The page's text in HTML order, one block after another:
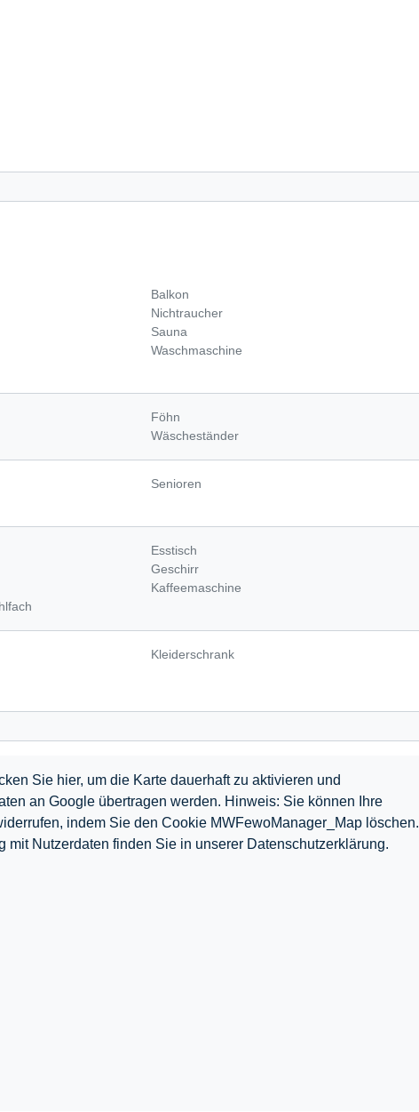
Balkon
Nichtraucher
Sauna
Waschmaschine
Föhn
Wäscheständer
Senioren
Esstisch
Geschirr
Kaffeemaschine
Kleiderschrank
Sie hier, um die Karte dauerhaft zu aktivieren und
an Google übertragen werden. Hinweis: Sie können Ihre
indem Sie den Cookie MWFewoManager_Map löschen.
mit Nutzerdaten finden Sie in unserer Datenschutzerklärung.